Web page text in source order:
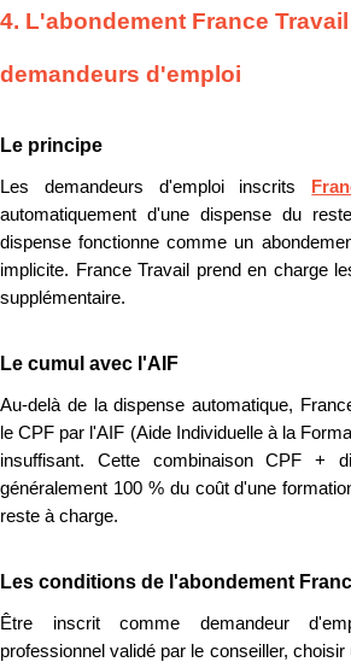
4. L'abondement France
demandeurs d'emploi
Le principe
Les demandeurs d'emploi inscrits
automatiquement d'une dispense du
dispense fonctionne comme un
implicite. France Travail prend en charge
supplémentaire.
Le cumul avec l'AIF
Au-delà de la dispense automatique,
le CPF par l'AIF (Aide Individuelle à la
insuffisant. Cette combinaison CPF +
généralement 100 % du coût d'une
reste à charge.
Les conditions de l'abondement
Être inscrit comme demandeur
professionnel validé par le conseiller,